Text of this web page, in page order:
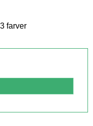
farver